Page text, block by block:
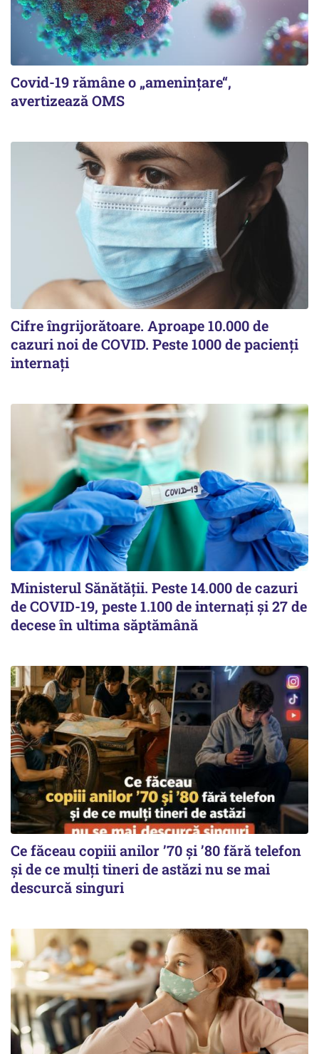
Covid-19 rămâne o „ameninţare“,
avertizează OMS
Cifre îngrijorătoare. Aproape 10.000 de
cazuri noi de COVID. Peste 1000 de pacienți
internați
Ministerul Sănătății. Peste 14.000 de cazuri
de COVID-19, peste 1.100 de internați și 27 de
decese în ultima săptămână
Ce făceau copiii anilor ’70 și ’80 fără telefon
și de ce mulți tineri de astăzi nu se mai
descurcă singuri